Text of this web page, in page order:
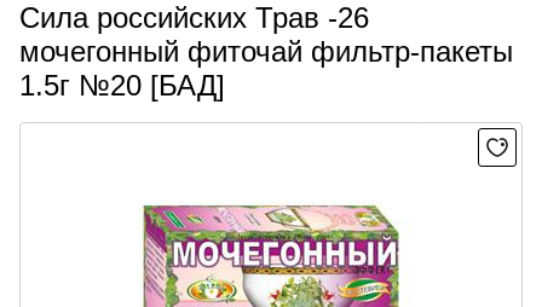
Сила российских Трав -26
мочегонный фиточай фильтр-пакеты
1.5г №20 [БАД]